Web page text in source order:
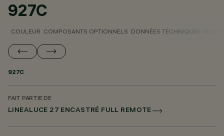
927C
COULEUR COMPOSANTS OPTIONNELS DONNÉES TECHNIQUES
927C
FAIT PARTIE DE
LINEALUCE 27 ENCASTRÉ FULL REMOTE